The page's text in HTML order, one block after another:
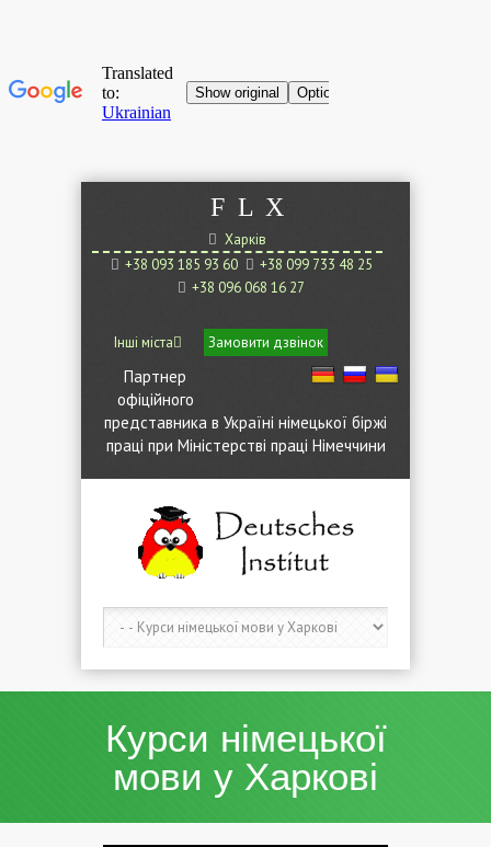
F L X
Харків
+38 093 185 93 60
+38 099 733 48 25
+38 096 068 16 27
Інші міста Замовити дзвінок
Партнер
офіційного
представника в Україні німецької біржі
праці при Міністерстві праці Німеччини
Курси німецької
мови у Харкові